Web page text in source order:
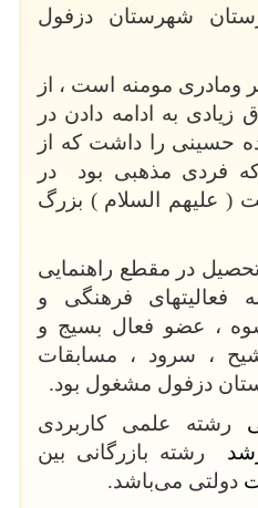
خوزستان شهرستان دزفول
ومادری مومنه است ، از
زیادی به ادامه دادن در
حسینی را داشت که از
فردی مذهبی بود در
( علیهم السلام ) بزرگ
در مقطع راهنمایی
۱۳۷۹ تا ۱۳۸۱ به فعالیتهای فرهنگی و
، عضو فعال بسیج و
، سرود ، مسابقات
دزفول مشغول بود.
رشته علمی کاربردی
رشته بازرگانی بین
دولتی می‌باشد.